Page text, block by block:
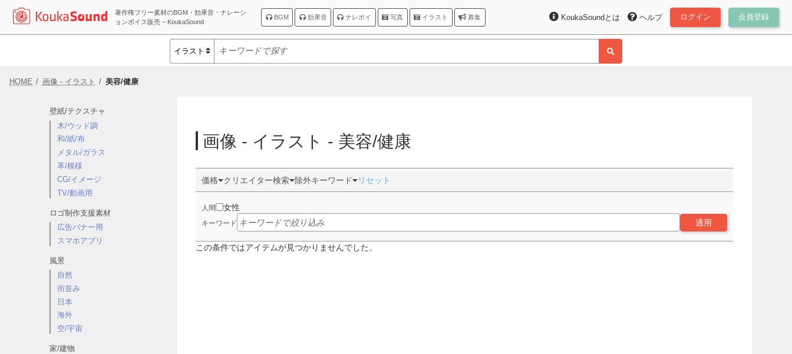
著作権フリー素材のBGM・効果音・ナレーシ
ョンボイス販売 – KoukaSound
BGM 効果音 ナレボイ 写真 イラスト 募集 ログイン 会員登録
ヘルプ
KoukaSoundとは
HOME 画像 - イラスト 美容/健康
壁紙/テクスチャ
木/ウッド調
和/紙/布
メタル/ガラス
革/模様
CG/イメージ
TV/動画用
ロゴ制作支援素材
広告バナー用
スマホアプリ
風景
自然
街並み
日本
海外
空/宇宙
家/建物
画像 - イラスト - 美容/健康
価格 クリエイター検索 除外キーワード リセット
人間 女性
キーワード 適用
この条件ではアイテムが見つかりませんでした。